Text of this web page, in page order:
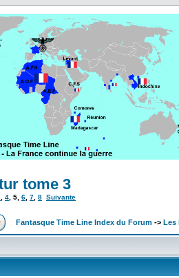
tome 3
4 5 6 7 8 Suivante
Fantasque Time Line Index du Forum -> Les